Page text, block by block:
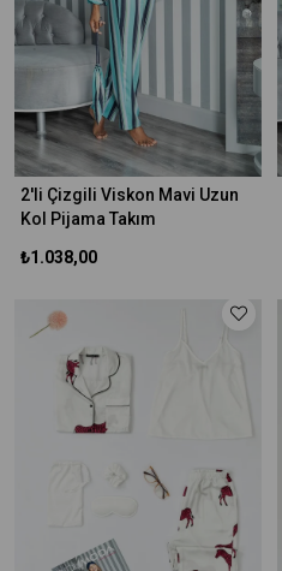
2'li Çizgili Viskon Mavi Uzun
Kol Pijama Takım
₺1.038,00